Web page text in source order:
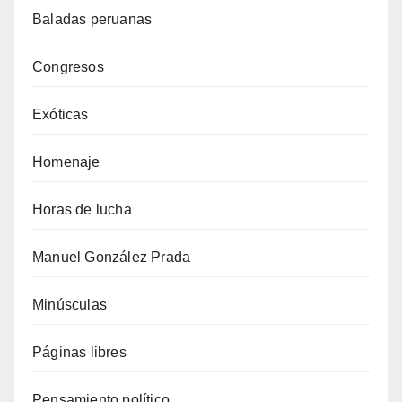
Baladas peruanas
Congresos
Exóticas
Homenaje
Horas de lucha
Manuel González Prada
Minúsculas
Páginas libres